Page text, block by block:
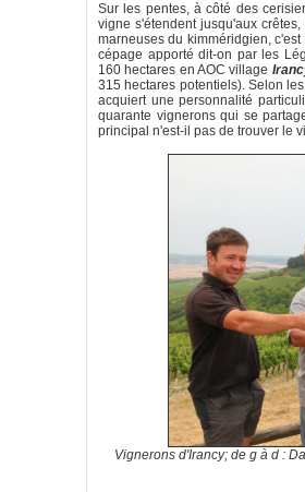
Sur les pentes, à côté des
vigne s'étendent jusqu'aux
marneuses du kimméridgien,
cépage apporté dit-on par les
160 hectares en AOC village
315 hectares potentiels). Selon
acquiert une personnalité
quarante vignerons qui se
principal n'est-il pas de trouver le
Vignerons d'Irancy; de g à d :